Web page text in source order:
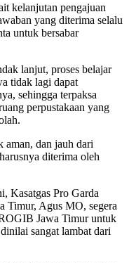
kelanjutan pengajuan
yang diterima selalu
untuk bersabar
lanjut, proses belajar
tidak lagi dapat
sehingga terpaksa
perpustakaan yang
aman, dan jauh dari
diterima oleh
Kasatgas Pro Garda
Timur, Agus MO, segera
Jawa Timur untuk
sangat lambat dari